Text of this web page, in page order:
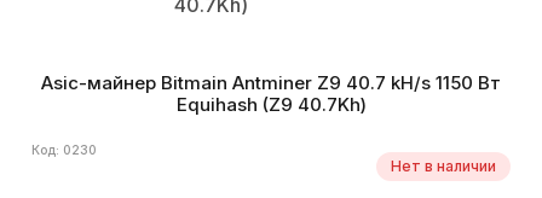
Asic-майнер Bitmain Antminer Z9 40.7 kH/s 1150 Вт
Equihash (Z9 40.7Kh)
Код: 0230
Нет в наличии